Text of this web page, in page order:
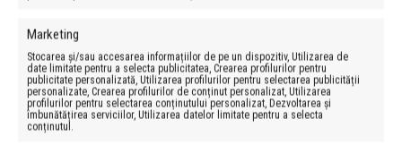
Marketing
Stocarea și/sau accesarea informațiilor de pe un dispozitiv, Utilizarea de
date limitate pentru a selecta publicitatea, Crearea profilurilor pentru
publicitate personalizată, Utilizarea profilurilor pentru selectarea publicității
personalizate, Crearea profilurilor de conținut personalizat, Utilizarea
profilurilor pentru selectarea conținutului personalizat, Dezvoltarea și
îmbunătățirea serviciilor, Utilizarea datelor limitate pentru a selecta
conținutul.
„Mi-a placut ca a adaptat metoda de
predare grupului!”
„Materiale OK;Training/curs bine structurat,plin de
informatii;